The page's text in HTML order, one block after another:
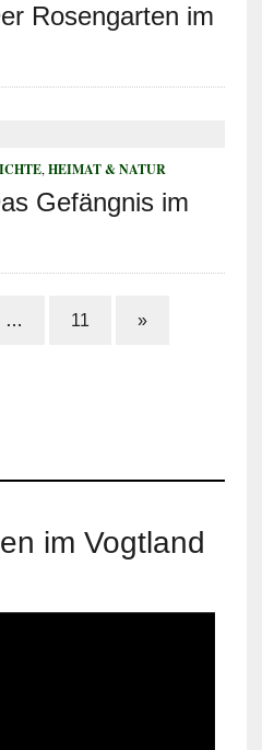
Rosengarten im
, HEIMAT & NATUR
Gefängnis im
… 11 »
im Vogtland